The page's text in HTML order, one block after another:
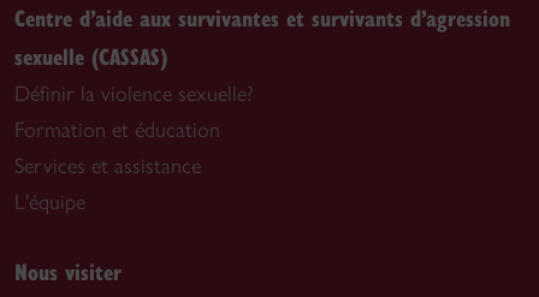
Centre d’aide aux survivantes et survivants d’agression
sexuelle (CASSAS)
Définir la violence sexuelle?
Formation et éducation
Services et assistance
L'équipe
Nous visiter